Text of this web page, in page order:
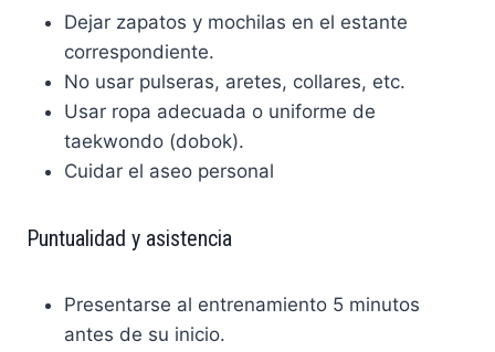
Dejar zapatos y mochilas en el estante
correspondiente.
No usar pulseras, aretes, collares, etc.
Usar ropa adecuada o uniforme de
taekwondo (dobok).
Cuidar el aseo personal
Puntualidad y asistencia
Presentarse al entrenamiento 5 minutos
antes de su inicio.